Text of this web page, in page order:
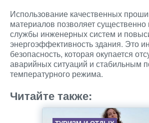
Использование качественных
материалов позволяет существенно
службы инженерных систем и
энергоэффективность здания. Это
безопасность, которая окупается
аварийных ситуаций и стабильным
температурного режима.
Читайте также: